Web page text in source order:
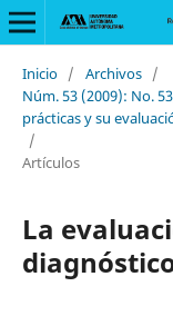
Inicio / Archivos /
Núm. 53 (2009): No.
prácticas y su
/
Artículos
La